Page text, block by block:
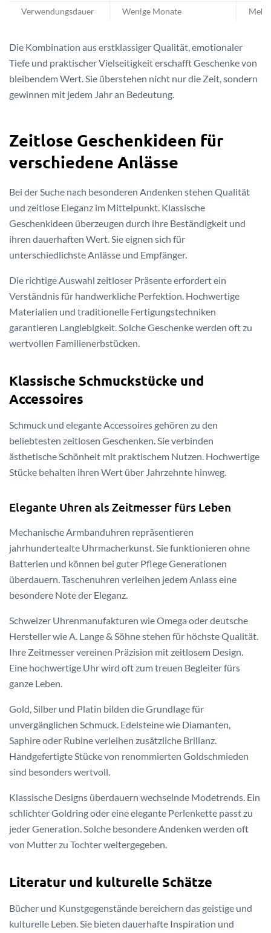
Verwendungsdauer Wenige Monate
Die Kombination aus erstklassiger Qualität, emotionaler
Tiefe und praktischer Vielseitigkeit erschafft Geschenke von
bleibendem Wert. Sie überstehen nicht nur die Zeit, sondern
gewinnen mit jedem Jahr an Bedeutung.
Zeitlose Geschenkideen für
verschiedene Anlässe
Bei der Suche nach besonderen Andenken stehen Qualität
und zeitlose Eleganz im Mittelpunkt. Klassische
Geschenkideen überzeugen durch ihre Beständigkeit und
ihren dauerhaften Wert. Sie eignen sich für
unterschiedlichste Anlässe und Empfänger.
Die richtige Auswahl zeitloser Präsente erfordert ein
Verständnis für handwerkliche Perfektion. Hochwertige
Materialien und traditionelle Fertigungstechniken
garantieren Langlebigkeit. Solche Geschenke werden oft zu
wertvollen Familienerbstücken.
Klassische Schmuckstücke und
Accessoires
Schmuck und elegante Accessoires gehören zu den
beliebtesten zeitlosen Geschenken. Sie verbinden
ästhetische Schönheit mit praktischem Nutzen. Hochwertige
Stücke behalten ihren Wert über Jahrzehnte hinweg.
Elegante Uhren als Zeitmesser fürs Leben
Mechanische Armbanduhren repräsentieren
jahrhundertealte Uhrmacherkunst. Sie funktionieren ohne
Batterien und können bei guter Pflege Generationen
überdauern. Taschenuhren verleihen jedem Anlass eine
besondere Note der Eleganz.
Schweizer Uhrenmanufakturen wie Omega oder deutsche
Hersteller wie A. Lange & Söhne stehen für höchste Qualität.
Ihre Zeitmesser vereinen Präzision mit zeitlosem Design.
Eine hochwertige Uhr wird oft zum treuen Begleiter fürs
ganze Leben.
Gold, Silber und Platin bilden die Grundlage für
unvergänglichen Schmuck. Edelsteine wie Diamanten,
Saphire oder Rubine verleihen zusätzliche Brillanz.
Handgefertigte Stücke von renommierten Goldschmieden
sind besonders wertvoll.
Klassische Designs überdauern wechselnde Modetrends. Ein
schlichter Goldring oder eine elegante Perlenkette passt zu
jeder Generation. Solche besondere Andenken werden oft
von Mutter zu Tochter weitergegeben.
Literatur und kulturelle Schätze
Bücher und Kunstgegenstände bereichern das geistige und
kulturelle Leben. Sie bieten dauerhafte Inspiration und